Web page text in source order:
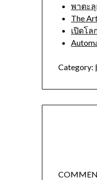
พาตะลุ
The
เปิดโ
Category: